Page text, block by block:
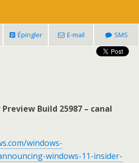
Épingler E-mail SMS
Build 25987 – canal
windows-
windows-11-insider-